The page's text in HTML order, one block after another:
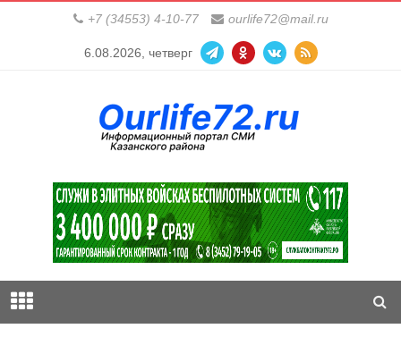
+7 (34553) 4-10-77 ourlife72@mail.ru
6.08.2026, четверг